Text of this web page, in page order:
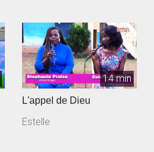
14 min
L'appel de Dieu
Estelle